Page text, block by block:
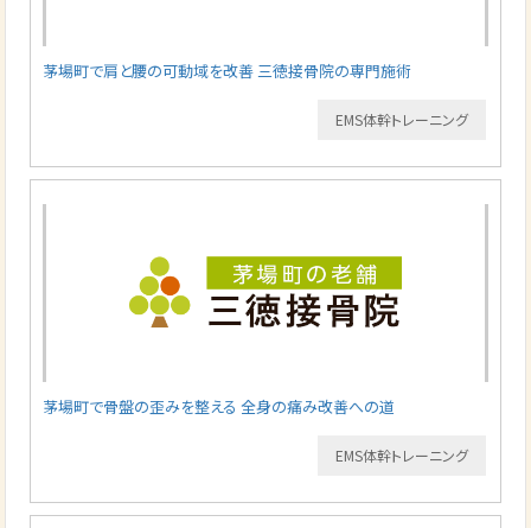
茅場町で肩と腰の可動域を改善 三徳接骨院の専門施術
EMS体幹トレーニング
茅場町で骨盤の歪みを整える 全身の痛み改善への道
EMS体幹トレーニング